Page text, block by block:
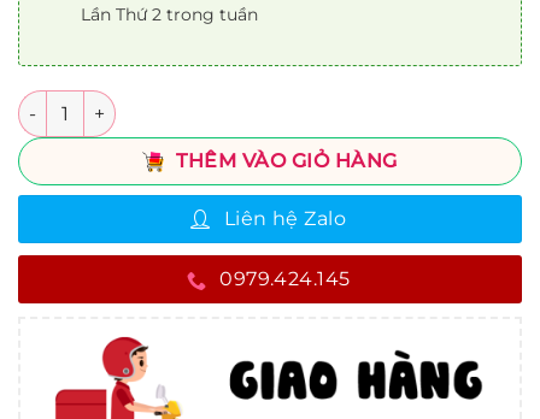
Lần Thứ 2 trong tuần
Số lượng
THÊM VÀO GIỎ HÀNG
Liên hệ Zalo
0979.424.145